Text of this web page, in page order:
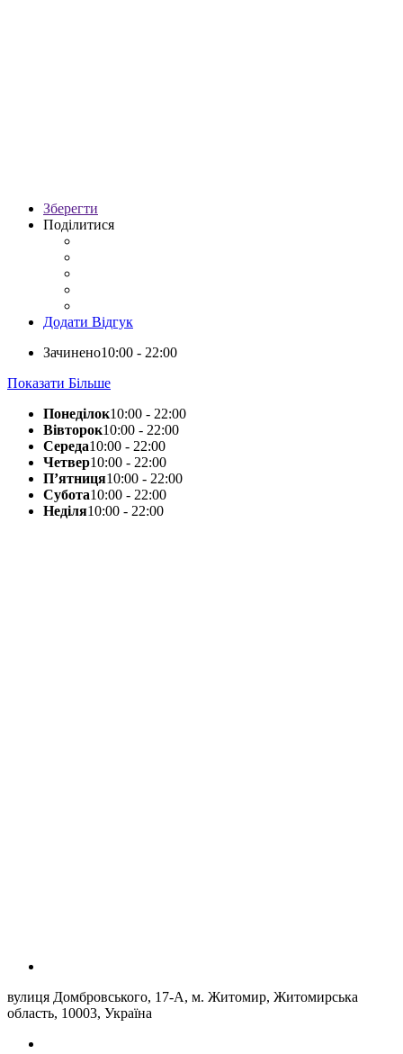
Зберегти
Поділитися
Додати Відгук
Зачинено10:00 - 22:00
Показати Більше
Понеділок10:00 - 22:00
Вівторок10:00 - 22:00
Середа10:00 - 22:00
Четвер10:00 - 22:00
П’ятниця10:00 - 22:00
Субота10:00 - 22:00
Неділя10:00 - 22:00
вулиця Домбровського, 17-А, м. Житомир, Житомирська
область, 10003, Україна